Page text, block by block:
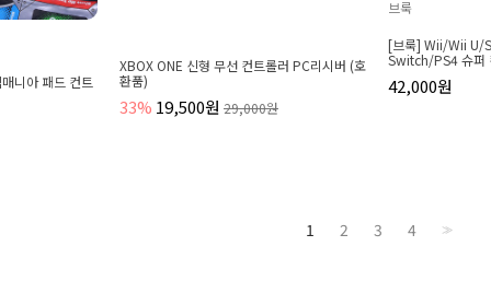
니아 패드 컨트
XBOX ONE 신형 무선 컨트롤러 PC리시버 (호
환품)
33% 19,500원 29,000원
브룩
[브룩] Wii/Wii U/
Switch/PS4 슈퍼
42,000원
1 2 3 4 >>